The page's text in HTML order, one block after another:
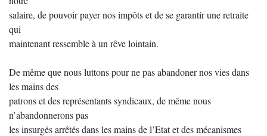
salaire, de pouvoir payer nos impôts et de se garantir une retraite
qui
maintenant ressemble à un rêve lointain.
De même que nous luttons pour ne pas abandoner nos vies dans
les mains des
patrons et des représentants syndicaux, de même nous
n’abandonnerons pas
les insurgés arrêtés dans les mains de l’Etat et des mécanismes